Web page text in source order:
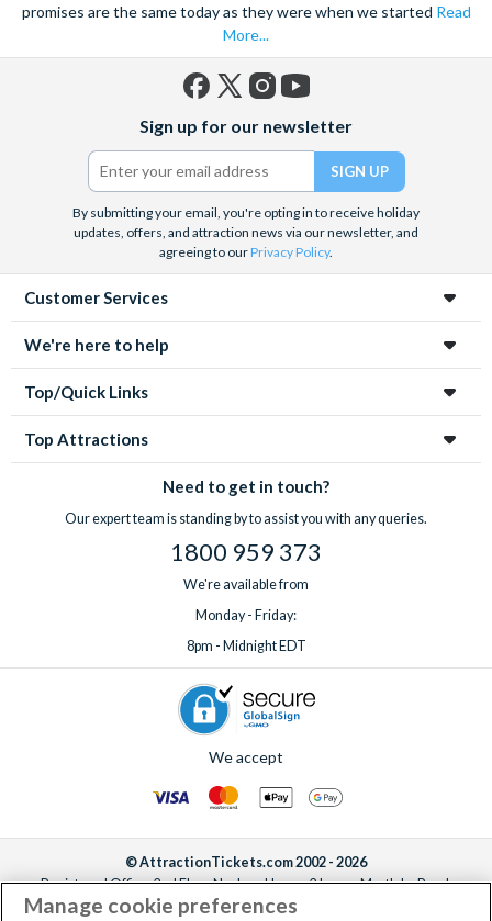
promises are the same today as they were when we started Read
More...
(formerly
Twitter)
Sign up for our newsletter
By submitting your email, you're opting in to receive holiday
updates, offers, and attraction news via our newsletter, and
agreeing to ourPrivacy Policy.
Customer Services
We're here to help
Top/Quick Links
Top Attractions
Need to get in touch?
Our expert team is standing by to assist you with any queries.
1800 959 373
We're available from
Monday - Friday:
8pm - Midnight EDT
We accept
© AttractionTickets.com 2002 - 2026
Registered Office: 2nd Floor Nucleus House, 2 Lower Mortlake Road,
Richmond, United Kingdom, TW9 2JA.
Manage cookie preferences